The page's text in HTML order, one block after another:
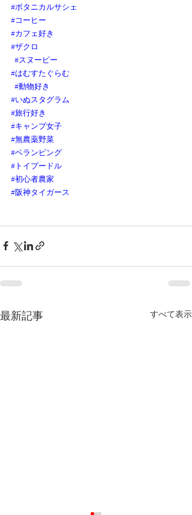
#ボタニカルサシェ
#コーヒー
#カフェ好き
#ザクロ
#スヌーピー
#はむすたぐらむ
#動物好き
#いぬスタグラム
#旅行好き
#キャンプ女子
#無農薬野菜
#ベランピング
#トイプードル
#初心者農家
#阪神タイガース
最新記事 すべて表示